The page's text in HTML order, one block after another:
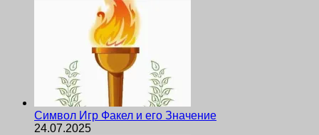
Символ Игр Факел и его Значение
24.07.2025